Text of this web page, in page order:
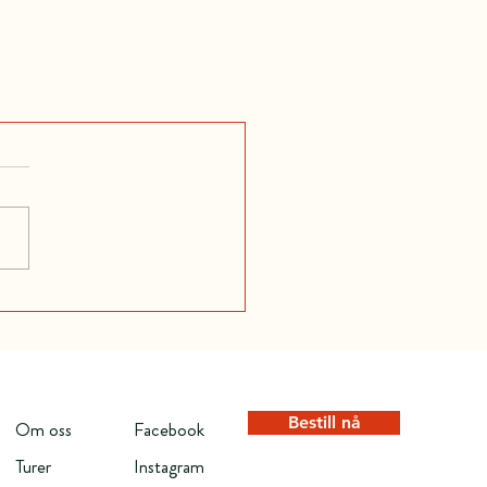
Om oss
Turer
Facebook
Instagram
Bestill nå